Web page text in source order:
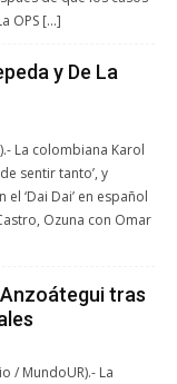
OPS […]
y De La
La colombiana Karol
sentir tanto’, y
‘Dai Dai’ en español
Ozuna con Omar
tras
/ MundoUR).- La